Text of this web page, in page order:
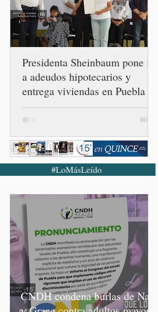
un partido, llegan por otro
— es importante que México
tenga relaciones
diplomáticas con el mu
Presidenta Sheinbaum pone fin
a adeudos hipotecarios y
entrega viviendas en Puebla
#LoMásLeído
CNDH condena burlas de Nay